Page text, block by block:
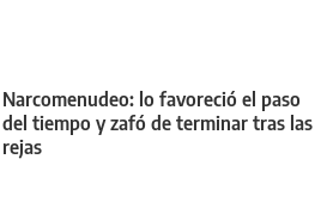
Narcomenudeo: lo favoreció el paso
del tiempo y zafó de terminar tras las
rejas